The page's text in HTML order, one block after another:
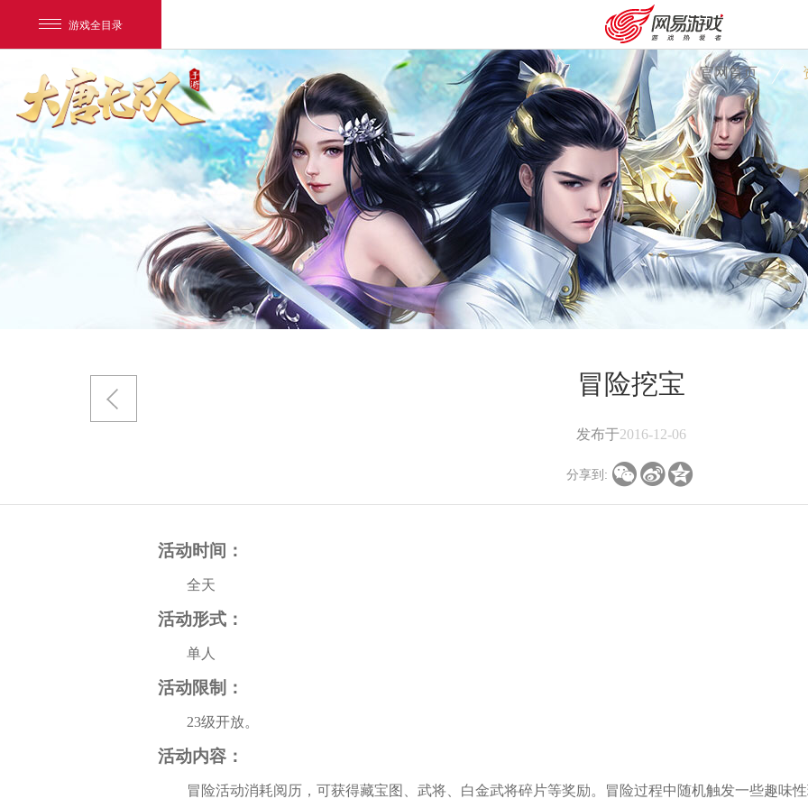
游戏全目录
网易游戏
游戏爱好者
我的足迹： 大唐无双唯美篇
官网首页
冒险挖宝
发布于2016-12-06
分享到: 
活动时间：
全天
活动形式：
单人
活动限制：
23级开放。
活动内容：
冒险活动消耗阅历，可获得藏宝图、武将、白金武将碎片等奖励。冒险过程中随机触发一些趣味